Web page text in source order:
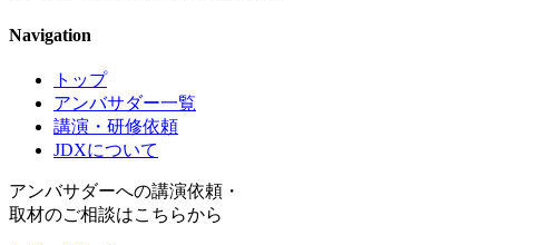
Navigation
トップ
アンバサダー一覧
講演・研修依頼
JDXについて
アンバサダーへの講演依頼・
取材のご相談はこちらから